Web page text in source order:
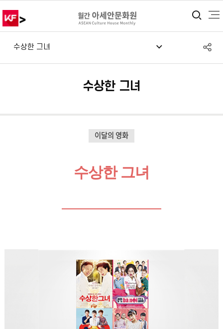
> 통
수상한 그녀
수상한 그녀
이달의 영화
수상한 그녀